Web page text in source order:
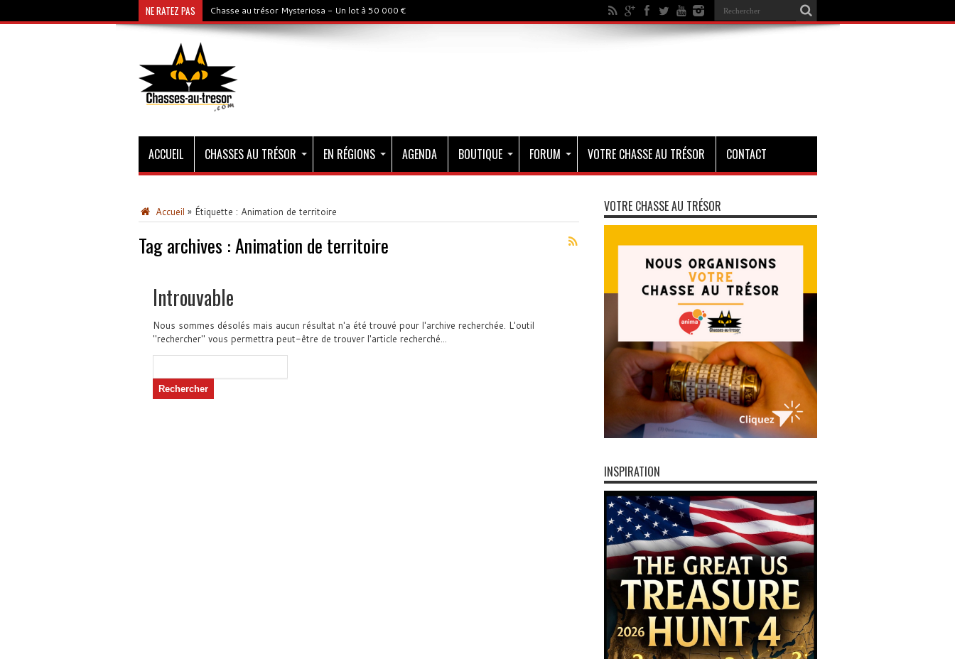
NE RATEZ PAS Chasse au trésor Mysteriosa - Un lot à 50 000 €
ACCUEIL CHASSES AU TRÉSOR EN RÉGIONS AGENDA BOUTIQUE FORUM VOTRE CHASSE AU TRÉSOR CONTACT
Accueil » Étiquette : Animation de territoire
Tag archives :Animation de territoire
Introuvable
Nous sommes désolés mais aucun résultat n'a été trouvé pour l'archive recherchée. L'outil
"rechercher" vous permettra peut-être de trouver l'article recherché...
VOTRE CHASSE AU TRÉSOR
INSPIRATION